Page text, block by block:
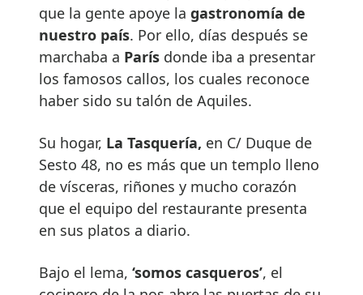
que la gente apoye la gastronomía de
nuestro país. Por ello, días después se
marchaba a París donde iba a presentar
los famosos callos, los cuales reconoce
haber sido su talón de Aquiles.
Su hogar, La Tasquería, en C/ Duque de
Sesto 48, no es más que un templo lleno
de vísceras, riñones y mucho corazón
que el equipo del restaurante presenta
en sus platos a diario.
Bajo el lema, ‘somos casqueros’, el